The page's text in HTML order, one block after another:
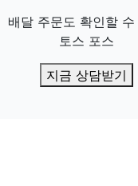
배달 주문도 확인할 수
토스 포스
지금 상담받기